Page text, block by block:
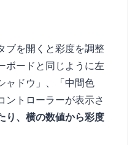
ブを開くと彩度を調整
ボードと同じように左
ャドウ」、「中間色
ントローラーが表示さ
り、横の数値から彩度